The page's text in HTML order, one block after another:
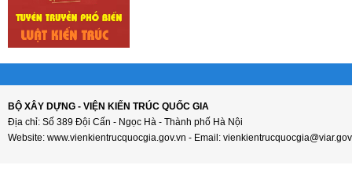
BỘ XÂY DỰNG - VIỆN KIẾN TRÚC QUỐC GIA
Địa chỉ: Số 389 Đội Cấn - Ngọc Hà - Thành phố Hà Nội
Website: www.vienkientrucquocgia.gov.vn - Email: